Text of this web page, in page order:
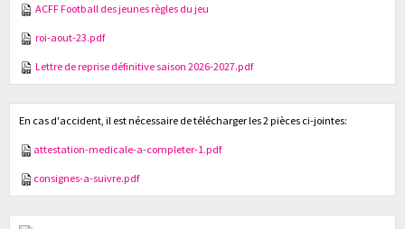
ACFF Football des jeunes règles du jeu
roi-aout-23.pdf
Lettre de reprise définitive saison 2026-2027.pdf
En cas d'accident, il est nécessaire de télécharger les 2 pièces ci-jointes:
attestation-medicale-a-completer-1.pdf
consignes-a-suivre.pdf